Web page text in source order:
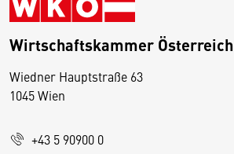
Wirtschaftskammer Österreich
Wiedner Hauptstraße 63
1045 Wien
+43 5 90900 0
D
s